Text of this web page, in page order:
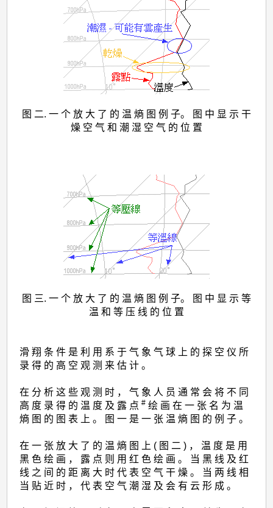
图 二. 一 个 放 大 了 的 温 熵 图 例 子。 图 中 显 示 干
燥 空 气 和 潮 湿 空 气 的 位 置
图 三. 一 个 放 大 了 的 温 熵 图 例 子。 图 中 显 示 等
温 和 等 压 线 的 位 置
滑 翔 条 件 是 利 用 系 于 气 象 气 球 上 的 探 空 仪 所
录 得 的 高 空 观 测 来 估 计 。
在 分 析 这 些 观 测 时 ， 气 象 人 员 通 常 会 将 不 同
高 度 录 得 的 温 度 及 露 点# 绘 画 在 一 张 名 为 温
熵 图 的 图 表 上 。 图 一 是 一 张 温 熵 图 的 例 子 。
在 一 张 放 大 了 的 温 熵 图 上 ( 图 二 ) ， 温 度 是 用
黑 色 绘 画 ， 露 点 则 用 红 色 绘 画 。 当 黑 线 及 红
线 之 间 的 距 离 大 时 代 表 空 气 干 燥 。 当 两 线 相
当 贴 近 时 ， 代 表 空 气 潮 湿 及 会 有 云 形 成 。